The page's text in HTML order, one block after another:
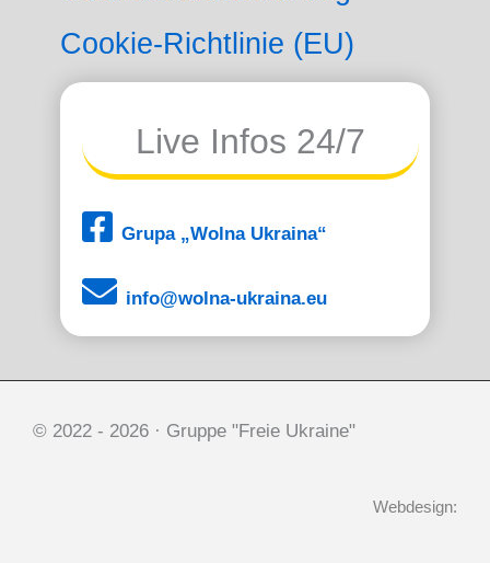
Cookie-Richtlinie (EU)
Live Infos 24/7
Grupa „Wolna Ukraina“
info@wolna-ukraina.eu
© 2022 - 2026 · Gruppe "Freie Ukraine"
Webdesign: